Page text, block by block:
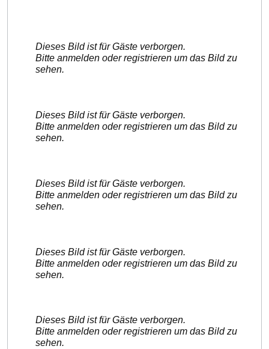
Dieses Bild ist für Gäste verborgen.
Bitte anmelden oder registrieren um das Bild zu
sehen.
Dieses Bild ist für Gäste verborgen.
Bitte anmelden oder registrieren um das Bild zu
sehen.
Dieses Bild ist für Gäste verborgen.
Bitte anmelden oder registrieren um das Bild zu
sehen.
Dieses Bild ist für Gäste verborgen.
Bitte anmelden oder registrieren um das Bild zu
sehen.
Dieses Bild ist für Gäste verborgen.
Bitte anmelden oder registrieren um das Bild zu
sehen.